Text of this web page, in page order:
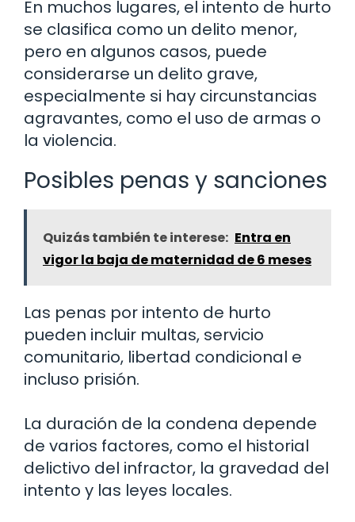
En muchos lugares, el intento de hurto
se clasifica como un delito menor,
pero en algunos casos, puede
considerarse un delito grave,
especialmente si hay circunstancias
agravantes, como el uso de armas o
la violencia.
Posibles penas y sanciones
Quizás también te interese: Entra en
vigor la baja de maternidad de 6 meses
Las penas por intento de hurto
pueden incluir multas, servicio
comunitario, libertad condicional e
incluso prisión.
La duración de la condena depende
de varios factores, como el historial
delictivo del infractor, la gravedad del
intento y las leyes locales.